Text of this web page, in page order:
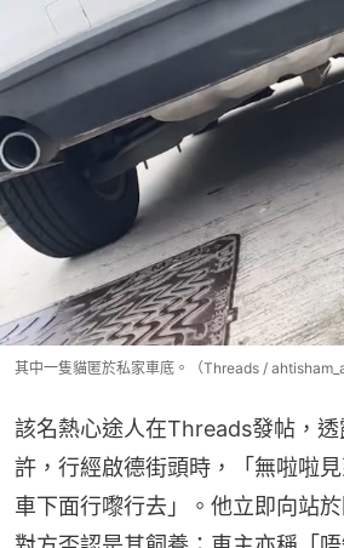
其中一隻貓匿於私家車底。（Threads /
該名熱心途人在Threads發帖，
許，行經啟德街頭時，「無啦啦
車下面行嚟行去」。他立即向站